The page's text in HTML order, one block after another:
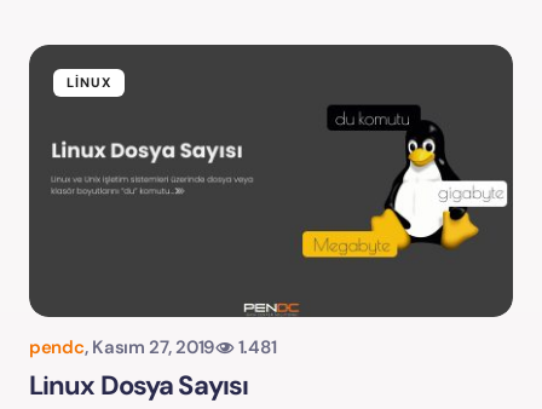
LINUX
pendc, Kasım 27, 2019 1.481
Linux Dosya Sayısı